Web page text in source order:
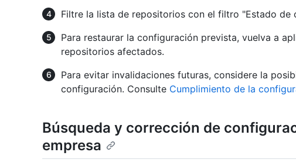
Filtre la lista de repositorios con el filtro "Estado de
Para restaurar la configuración prevista, vuelva a
repositorios afectados.
Para evitar invalidaciones futuras, considere la
configuración. Consulte Cumplimiento de la
Búsqueda y corrección de
empresa